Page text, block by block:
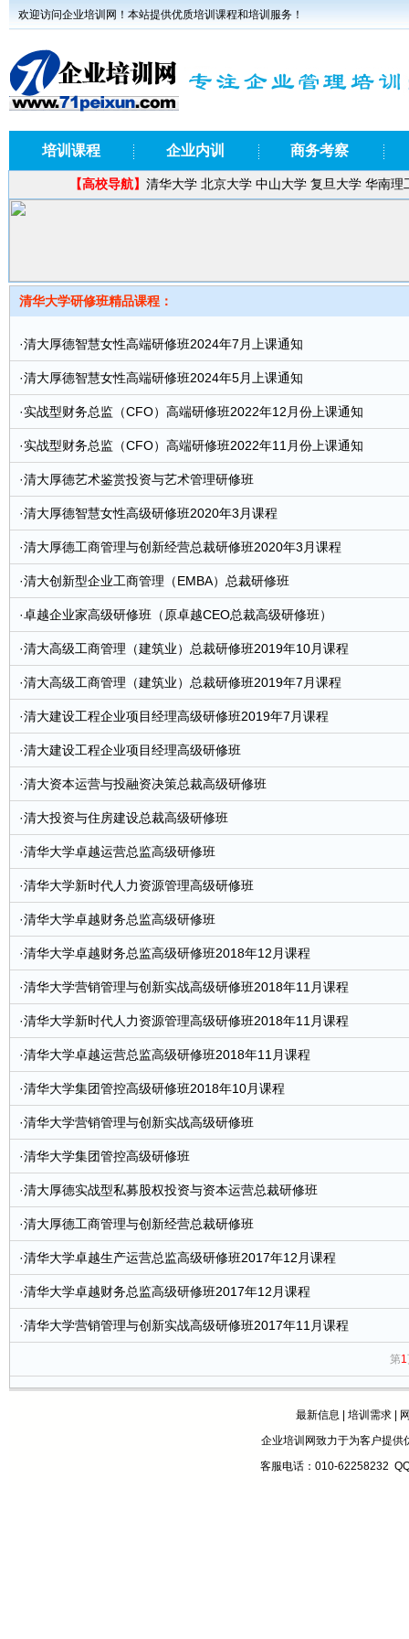
欢迎访问企业培训网！本站提供优质培训课程和培训服务！
培训课程 企业内训 商务考察
【高校导航】 清华大学 北京大学 中山大学 复旦大学 华南理
清华大学研修班精品课程：
·清大厚德智慧女性高端研修班2024年7月上课通知
·清大厚德智慧女性高端研修班2024年5月上课通知
·实战型财务总监（CFO）高端研修班2022年12月份上课通知
·实战型财务总监（CFO）高端研修班2022年11月份上课通知
·清大厚德艺术鉴赏投资与艺术管理研修班
·清大厚德智慧女性高级研修班2020年3月课程
·清大厚德工商管理与创新经营总裁研修班2020年3月课程
·清大创新型企业工商管理（EMBA）总裁研修班
·卓越企业家高级研修班（原卓越CEO总裁高级研修班）
·清大高级工商管理（建筑业）总裁研修班2019年10月课程
·清大高级工商管理（建筑业）总裁研修班2019年7月课程
·清大建设工程企业项目经理高级研修班2019年7月课程
·清大建设工程企业项目经理高级研修班
·清大资本运营与投融资决策总裁高级研修班
·清大投资与住房建设总裁高级研修班
·清华大学卓越运营总监高级研修班
·清华大学新时代人力资源管理高级研修班
·清华大学卓越财务总监高级研修班
·清华大学卓越财务总监高级研修班2018年12月课程
·清华大学营销管理与创新实战高级研修班2018年11月课程
·清华大学新时代人力资源管理高级研修班2018年11月课程
·清华大学卓越运营总监高级研修班2018年11月课程
·清华大学集团管控高级研修班2018年10月课程
·清华大学营销管理与创新实战高级研修班
·清华大学集团管控高级研修班
·清大厚德实战型私募股权投资与资本运营总裁研修班
·清大厚德工商管理与创新经营总裁研修班
·清华大学卓越生产运营总监高级研修班2017年12月课程
·清华大学卓越财务总监高级研修班2017年12月课程
·清华大学营销管理与创新实战高级研修班2017年11月课程
第1
最新信息 培训需求|
企业培训网致力于为客户提供
客服电话：010-62258232